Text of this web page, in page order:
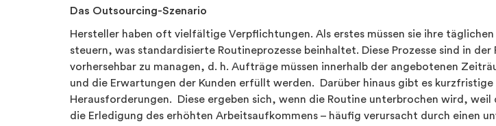
Das Outsourcing-Szenario
Hersteller haben oft vielfältige Verpflichtungen. Als erstes müssen sie ihre
steuern, was standardisierte Routineprozesse beinhaltet. Diese Prozesse sind in der
vorhersehbar zu managen, d. h. Aufträge müssen innerhalb der angebotenen
und die Erwartungen der Kunden erfüllt werden. Darüber hinaus gibt es kurzfristige
Herausforderungen. Diese ergeben sich, wenn die Routine unterbrochen wird,
die Erledigung des erhöhten Arbeitsaufkommens – häufig verursacht durch einen